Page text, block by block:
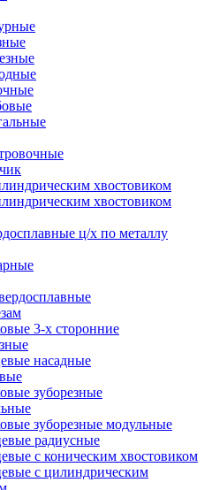
хвостовиком
хвостовиком
ц/х по металлу
3-х сторонние
насадные
зуборезные
зуборезные модульные
радиусные
с коническим хвостовиком
с цилиндрическим